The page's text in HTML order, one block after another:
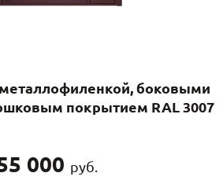
боковыми
покрытием RAL 3007
000 руб.